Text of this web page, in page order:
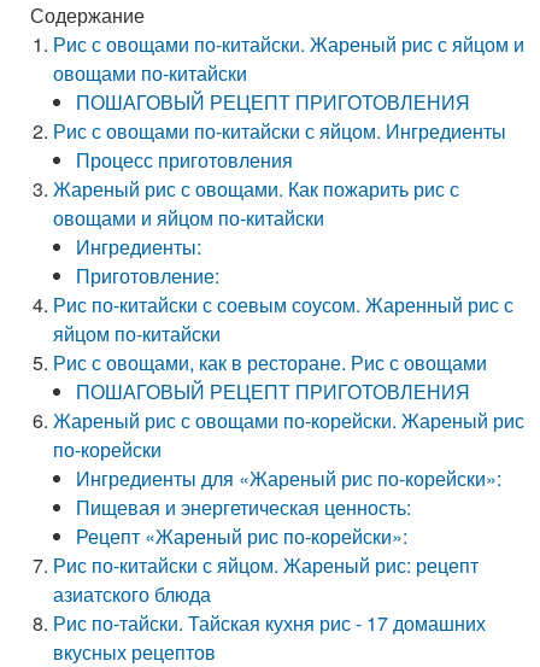
Содержание
Рис с овощами по-китайски. Жареный рис с яйцом и
овощами по-китайски
ПОШАГОВЫЙ РЕЦЕПТ ПРИГОТОВЛЕНИЯ
Рис с овощами по-китайски с яйцом. Ингредиенты
Процесс приготовления
Жареный рис с овощами. Как пожарить рис с
овощами и яйцом по-китайски
Ингредиенты:
Приготовление:
Рис по-китайски с соевым соусом. Жаренный рис с
яйцом по-китайски
Рис с овощами, как в ресторане. Рис с овощами
ПОШАГОВЫЙ РЕЦЕПТ ПРИГОТОВЛЕНИЯ
Жареный рис с овощами по-корейски. Жареный рис
по-корейски
Ингредиенты для «Жареный рис по-корейски»:
Пищевая и энергетическая ценность:
Рецепт «Жареный рис по-корейски»:
Рис по-китайски с яйцом. Жареный рис: рецепт
азиатского блюда
Рис по-тайски. Тайская кухня рис - 17 домашних
вкусных рецептов